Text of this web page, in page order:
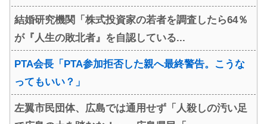
結婚研究機関「株式投資家の若者を調査したら64％
が『人生の敗北者』を自認している...
PTA会長「PTA参加拒否した親へ最終警告。こうな
ってもいい？」
左翼市民団体、広島では通用せず「人殺しの汚い足